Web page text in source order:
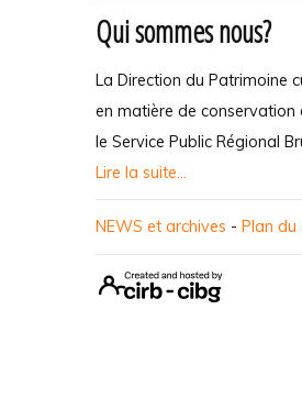
Qui sommes nous?
La Direction du Patrimoine
en matière de conservation
le Service Public Régional
Lire la suite...
NEWS et archives - Plan du